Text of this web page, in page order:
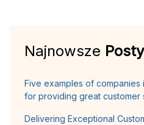
Najnowsze
Five examples of companies
for providing great customer
Delivering Exceptional